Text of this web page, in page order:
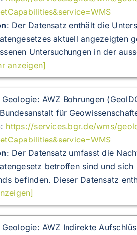
: Der Datensatz enthält die
aktuell angezeigten
Untersuchungen in der
anzeigen]
Geologie: AWZ Bohrungen
für
: https://services.bgr.de/wms/
: Der Datensatz umfasst die
betroffen sind und
befinden. Dieser Datensatz
Geologie: AWZ Indirekte